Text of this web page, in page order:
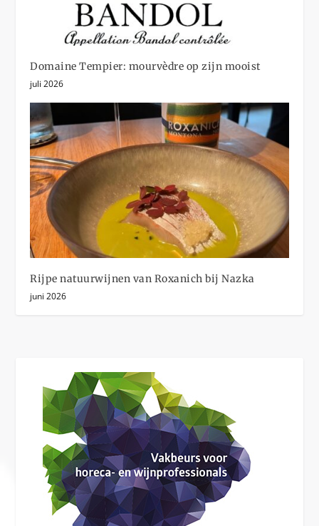
Domaine Tempier: mourvèdre op zijn mooist
juli 2026
Rijpe natuurwijnen van Roxanich bij Nazka
juni 2026